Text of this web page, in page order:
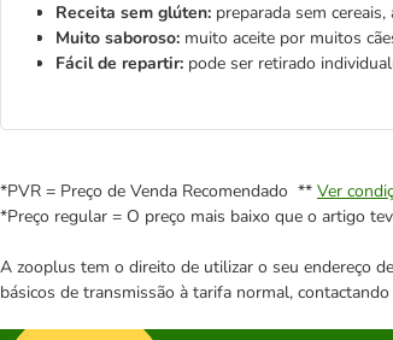
Receita sem glúten: preparada sem
Muito saboroso: muito aceite por muitos
Fácil de repartir: pode ser retirado
*PVR = Preço de Venda Recomendado ** Ver
*Preço regular = O preço mais baixo que o artigo
A zooplus tem o direito de utilizar o seu endereço
básicos de transmissão à tarifa normal,